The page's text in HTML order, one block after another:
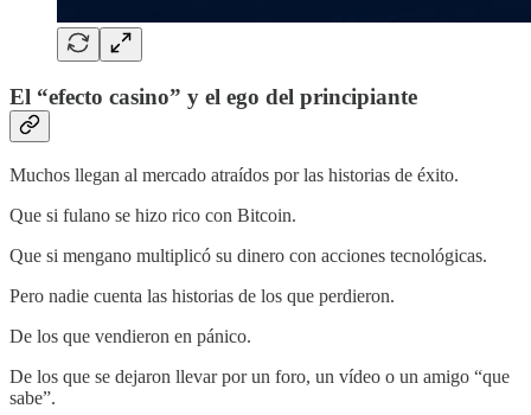
El “efecto casino” y el ego del principiante
Muchos llegan al mercado atraídos por las historias de éxito.
Que si fulano se hizo rico con Bitcoin.
Que si mengano multiplicó su dinero con acciones tecnológicas.
Pero nadie cuenta las historias de los que perdieron.
De los que vendieron en pánico.
De los que se dejaron llevar por un foro, un vídeo o un amigo “que
sabe”.